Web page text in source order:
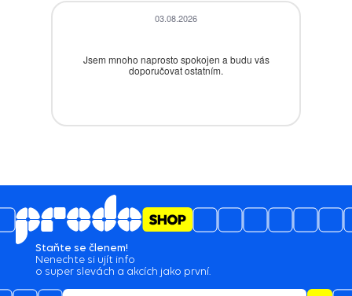
4.6/5
Jsem mnoho naprosto spokojen a budu vás